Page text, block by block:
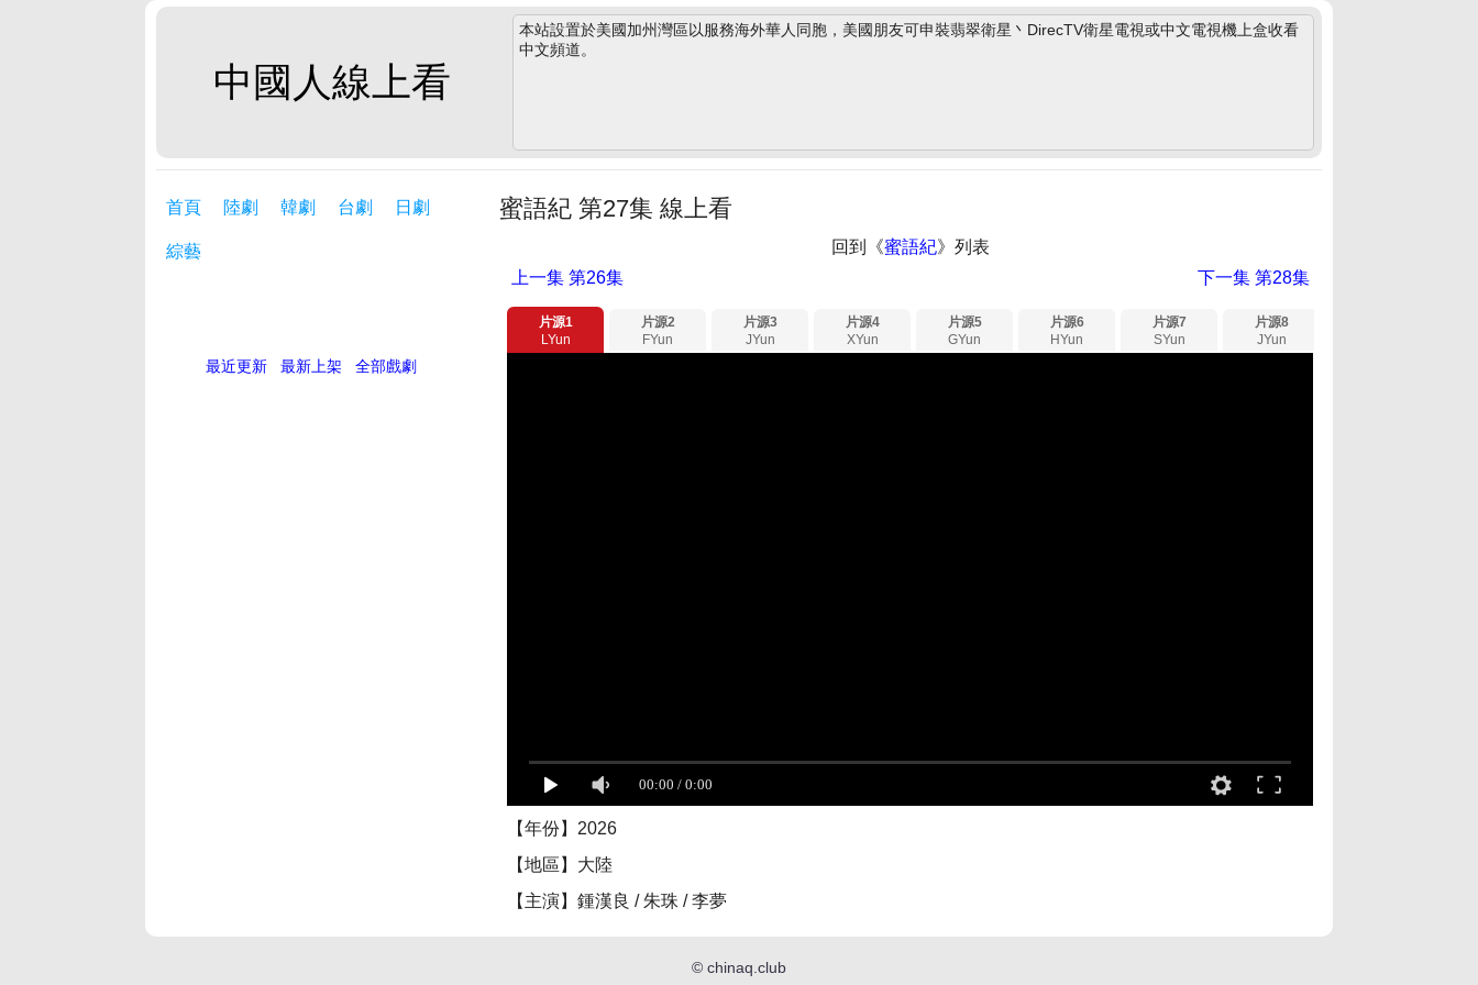
中國人線上看
本站設置於美國加州灣區以服務海外華人同胞，美國朋友可申裝翡翠衛星丶DirecTV衛星電視或中文電視機上盒收看
中文頻道。
首頁 陸劇 韓劇 台劇 日劇
綜藝
最近更新 最新上架 全部戲劇
蜜語紀 第27集 線上看
回到《蜜語紀》列表
上一集 第26集 下一集第28集
片源1
LYun
片源2
FYun
片源3
JYun
片源4
XYun
片源5
GYun
片源6
HYun
片源7
SYun
片源8
JYun
【年份】2026
【地區】大陸
【主演】鍾漢良 / 朱珠 / 李夢
© chinaq.club